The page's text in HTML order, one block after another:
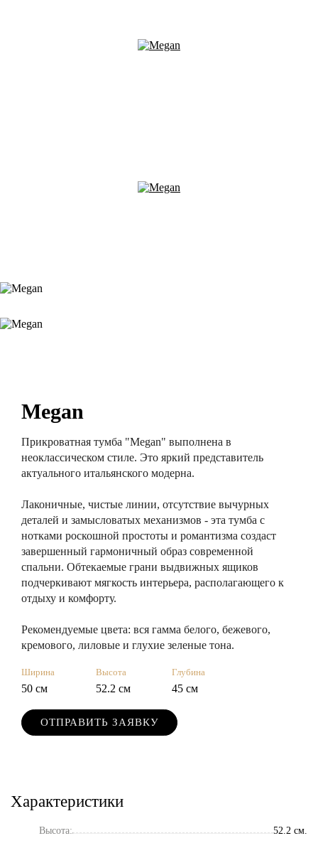
Megan
Прикроватная тумба "Megan" выполнена в
неоклассическом стиле. Это яркий представитель
актуального итальянского модерна.
Лаконичные, чистые линии, отсутствие вычурных
деталей и замысловатых механизмов - эта тумба с
нотками роскошной простоты и романтизма создаст
завершенный гармоничный образ современной
спальни. Обтекаемые грани выдвижных ящиков
подчеркивают мягкость интерьера, располагающего к
отдыху и комфорту.
Рекомендуемые цвета: вся гамма белого, бежевого,
кремового, лиловые и глухие зеленые тона.
Ширина
50 см
Высота
52.2 см
Глубина
45 см
ОТПРАВИТЬ ЗАЯВКУ
Характеристики
Высота: 52.2 см.